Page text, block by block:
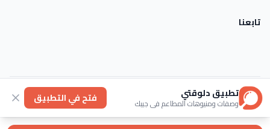
تابعنا
خصوصية عنا
© 2026 Dlwaqty. جميع الحقوق محفوظة.
Powered byGAIT
تطبيق دلوقتي
وصفات ومنيوهات المطاعم في جيبك فتح في التطبيق